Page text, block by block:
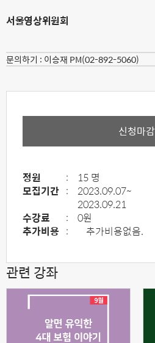
서울영상위원회
문의하기 : 이승재 PM(02-892-5060)
신청마감
정원 :
15 명
모집기간 :
2023.09.07~
2023.09.21
수강료
:
0원
추가비용 : 추가비용없음.
관련 강좌